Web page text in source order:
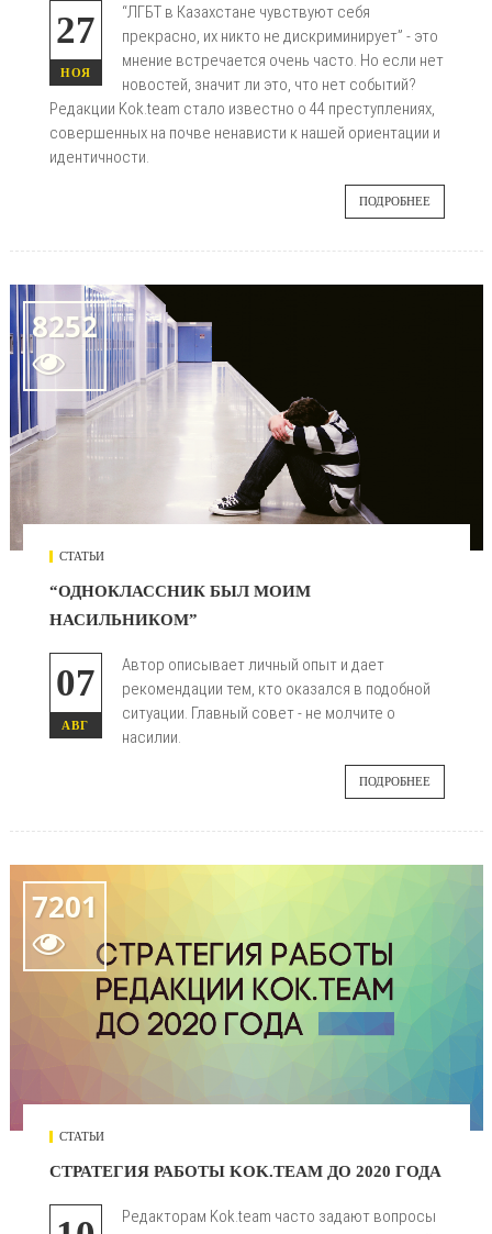
27
НОЯ
“ЛГБТ в Казахстане чувствуют себя
прекрасно, их никто не дискриминирует” - это
мнение встречается очень часто. Но если нет
новостей, значит ли это, что нет событий?
Редакции Kok.team стало известно о 44 преступлениях,
совершенных на почве ненависти к нашей ориентации и
идентичности.
ПОДРОБНЕЕ
8252

СТАТЬИ
“ОДНОКЛАССНИК БЫЛ МОИМ
НАСИЛЬНИКОМ”
07
АВГ
Автор описывает личный опыт и дает
рекомендации тем, кто оказался в подобной
ситуации. Главный совет - не молчите о
насилии.
ПОДРОБНЕЕ
7201

СТАТЬИ
СТРАТЕГИЯ РАБОТЫ KOK.TEAM ДО 2020 ГОДА
Редакторам Kok.team часто задают вопросы